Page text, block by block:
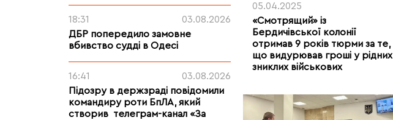
18:31
03.08.2026
ДБР попередило замовне
вбивство судді в Одесі
16:41
03.08.2026
Підозру в держзраді повідомили
командиру роти БпЛА, який
створив телеграм-канал «За
05.04.2025
«Смотрящий» із
Бердичівської колонії
отримав 9 років тюрми за те,
що видурював гроші у рідних
зниклих військових